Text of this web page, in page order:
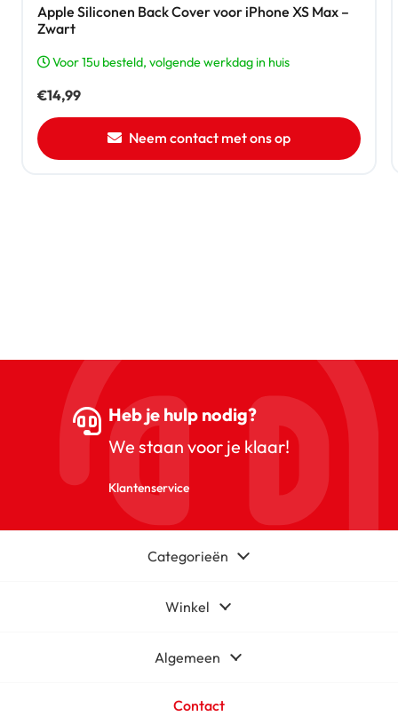
Apple Siliconen Back Cover voor iPhone XS Max –
Zwart
Voor 15u besteld, volgende werkdag in huis
€14,99
Neem contact met ons op
Heb je hulp nodig?
We staan voor je klaar!
Klantenservice
Categorieën
Winkel
Algemeen
Contact